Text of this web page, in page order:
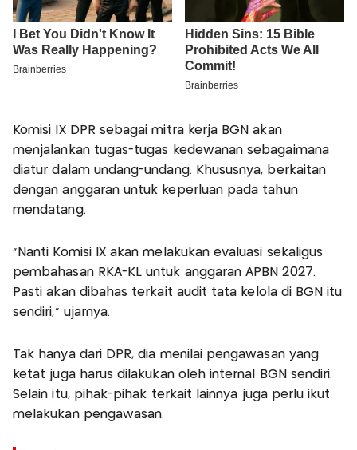
Komisi IX DPR sebagai mitra kerja BGN akan
menjalankan tugas-tugas kedewanan sebagaimana
diatur dalam undang-undang. Khususnya, berkaitan
dengan anggaran untuk keperluan pada tahun
mendatang.
"Nanti Komisi IX akan melakukan evaluasi sekaligus
pembahasan RKA-KL untuk anggaran APBN 2027.
Pasti akan dibahas terkait audit tata kelola di BGN itu
sendiri," ujarnya.
Tak hanya dari DPR, dia menilai pengawasan yang
ketat juga harus dilakukan oleh internal BGN sendiri.
Selain itu, pihak-pihak terkait lainnya juga perlu ikut
melakukan pengawasan.